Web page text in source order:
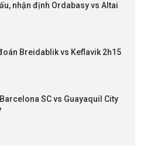
nhận định Ordabasy vs Altai
Breidablik vs Keflavik 2h15
SC vs Guayaquil City